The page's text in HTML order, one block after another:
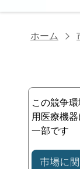
ホーム
この競争
用医療機
一部です